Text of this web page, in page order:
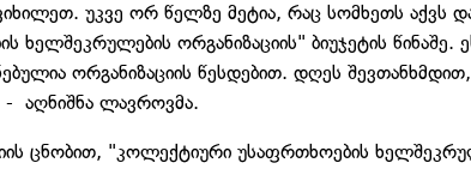
უკვე ორ წელზე მეტია, რაც სომხეთს აქვს
ხელშეკრულების ორგანიზაციის" ბიუჯეტის წინაშე.
ორგანიზაციის წესდებით. დღეს
- აღნიშნა ლავროვმა.
ცნობით, "კოლექტიური უსაფრთხოების